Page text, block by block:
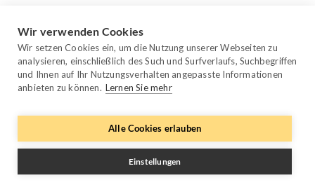
Wir verwenden Cookies
Wir setzen Cookies ein, um die Nutzung unserer Webseiten zu
analysieren, einschließlich des Such und Surfverlaufs, Suchbegriffen
und Ihnen auf Ihr Nutzungsverhalten angepasste Informationen
anbieten zu können. Lernen Sie mehr
Alle Cookies erlauben
Einstellungen